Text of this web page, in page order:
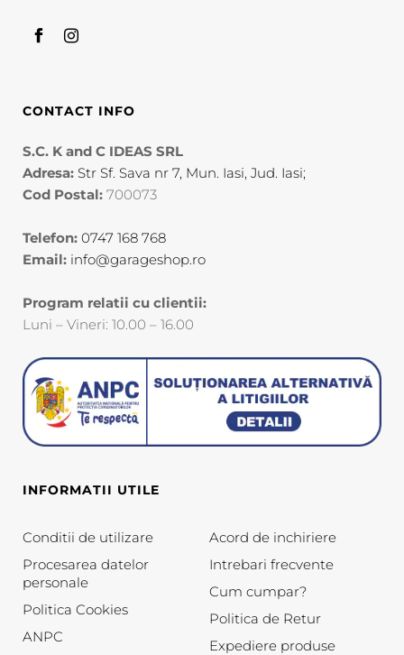
CONTACT INFO
S.C. K and C IDEAS SRL
Adresa: Str Sf. Sava nr 7, Mun. Iasi, Jud. Iasi;
Cod Postal: 700073
Telefon: 0747 168 768
Email: info@garageshop.ro
Program relatii cu clientii:
Luni – Vineri: 10.00 – 16.00
INFORMATII UTILE
Conditii de utilizare
Procesarea datelor
personale
Politica Cookies
ANPC
Acord de inchiriere
Intrebari frecvente
Cum cumpar?
Politica de Retur
Expediere produse